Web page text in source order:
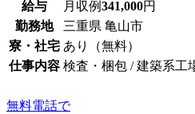
給与 月収例341,000円
勤務地
三重県 亀山市
寮・社宅 あり（無料）
仕事内容 検査・梱包 / 建築系工
無料電話で